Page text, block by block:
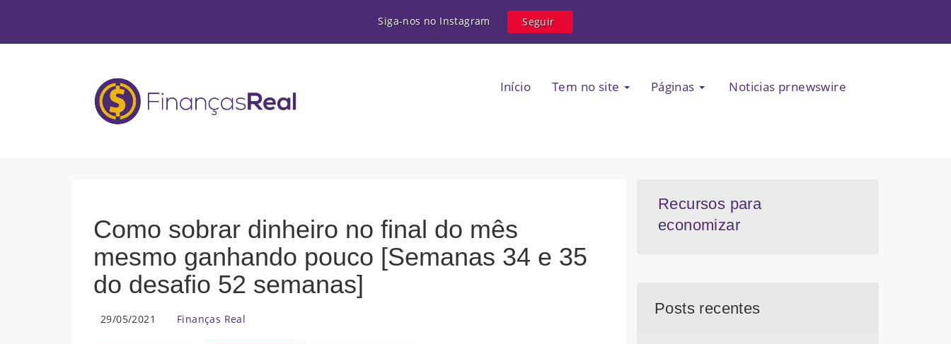
Siga-nos no Instagram Seguir
Início Tem no site Páginas Noticias prnewswire
Como sobrar dinheiro no final do mês
mesmo ganhando pouco [Semanas 34 e 35
do desafio 52 semanas]
29/05/2021 Finanças Real
Recursos para
economizar
Posts recentes